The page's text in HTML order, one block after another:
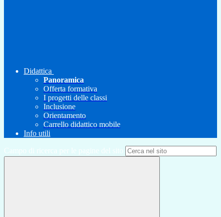
Didattica
Panoramica
Offerta formativa
I progetti delle classi
Inclusione
Orientamento
Carrello didattico mobile
Info utili
Campo di ricerca per le pagine del sito